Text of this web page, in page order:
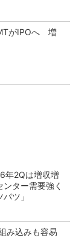
がIPOへ 増
年2Qは増収増
ター需要強く
パツ」
み込みも容易